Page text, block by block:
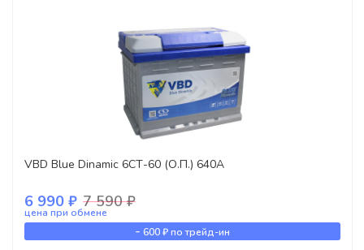
VBD Blue Dinamic 6СТ-60 (О.П.) 640А
6 990 ₽ 7 590 ₽
цена при обмене
- 600 ₽по трейд-ин